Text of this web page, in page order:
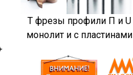
T фрезы профили П и U
монолит и с пластинами